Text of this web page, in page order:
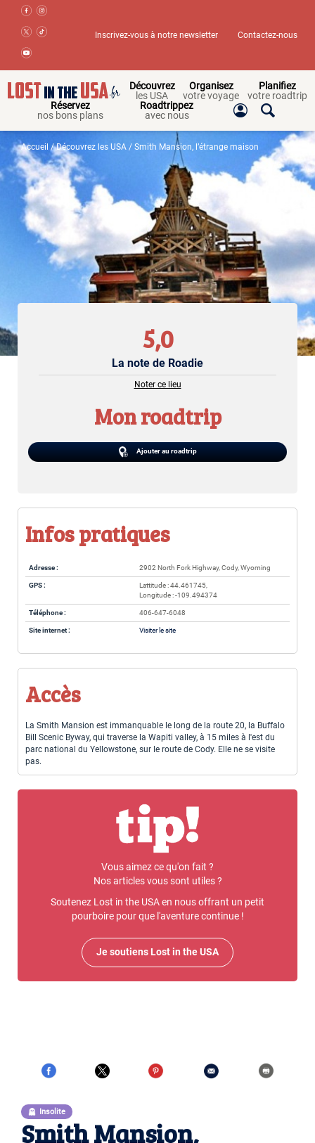
Inscrivez-vous à notre newsletter Contactez-nous
Découvrez
les USA
Organisez
votre voyage
Planifiez
votre roadtrip
Réservez
nos bons plans
Roadtrippez
avec nous
Accueil /Découvrez les USA / Smith Mansion, l’étrange maison
Insolite
Smith Mansion,
5,0
La note de Roadie
Noter ce lieu
Mon roadtrip
Ajouter au roadtrip
Infos pratiques
Adresse : 2902 North Fork Highway, Cody, Wyoming
GPS :
Lattitude : 44.461745,
Longitude : -109.494374
Téléphone : 406-647-6048
Site internet : Visiter le site
Accès
La Smith Mansion est immanquable le long de la route 20, la Buffalo
Bill Scenic Byway, qui traverse la Wapiti valley, à 15 miles à l'est du
parc national du Yellowstone, sur le route de Cody. Elle ne se visite
pas.
Vous aimez ce qu'on fait ?
Nos articles vous sont utiles ?
Soutenez Lost in the USA en nous offrant un petit
pourboire pour que l'aventure continue !
Je soutiens Lost in the USA